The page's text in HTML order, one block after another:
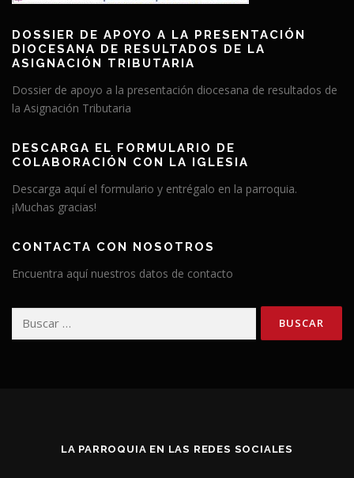
DOSSIER DE APOYO A LA PRESENTACIÓN
DIOCESANA DE RESULTADOS DE LA
ASIGNACIÓN TRIBUTARIA
Dossier de apoyo a la presentación diocesana de resultados de
la Asignación Tributaria
DESCARGA EL FORMULARIO DE
COLABORACIÓN CON LA IGLESIA
Descarga aquí el formulario y entrégalo en la parroquia.
¡Muchas gracias!
CONTACTA CON NOSOTROS
Encuentra aquí nuestros datos de contacto
LA PARROQUIA EN LAS REDES SOCIALES